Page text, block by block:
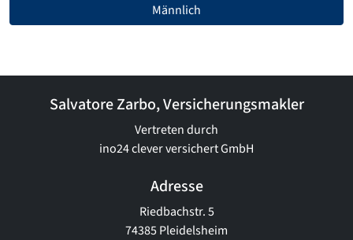
Männlich
Salvatore Zarbo, Versicherungsmakler
Vertreten durch
ino24 clever versichert GmbH
Adresse
Riedbachstr. 5
74385 Pleidelsheim